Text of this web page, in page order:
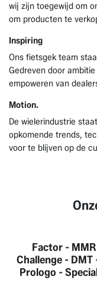
wij zijn toegewijd om
om producten te
Inspiring
Ons fietsgek team
Gedreven door
empoweren van
Motion.
De wielerindustrie
opkomende trends,
voor te blijven op de
Factor- MMR
Challenge - DMT
Prologo -